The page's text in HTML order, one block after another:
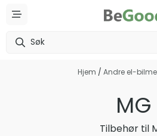
Hopp til innhold
Hjem / Andre el-
MG
Tilbehør til